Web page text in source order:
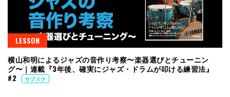
LESSON
横山和明によるジャズの音作り考察〜楽器選びとチューニン
グ〜｜連載『3年後、確実にジャズ・ドラムが叩ける練習法』
#2
サブスク